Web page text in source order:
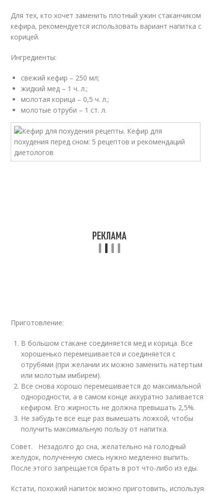
Для тех, кто хочет заменить плотный ужин стаканчиком
кефира, рекомендуется использовать вариант напитка с
корицей.
Ингредиенты:
свежий кефир – 250 мл;
жидкий мед – 1 ч. л.;
молотая корица – 0,5 ч. л.;
молотые отруби – 1 ст. л.
Приготовление:
В большом стакане соединяется мед и корица. Все
хорошенько перемешивается и соединяется с
отрубями (при желании их можно заменить натертым
или молотым имбирем).
Все снова хорошо перемешивается до максимальной
однородности, а в самом конце аккуратно заливается
кефиром. Его жирность не должна превышать 2,5%.
Не забудьте все еще раз вымешать ложкой, чтобы
получить максимальную пользу от напитка.
Совет. Незадолго до сна, желательно на голодный
желудок, полученную смесь нужно медленно выпить.
После этого запрещается брать в рот что-либо из еды.
Кстати, похожий напиток можно приготовить, используя